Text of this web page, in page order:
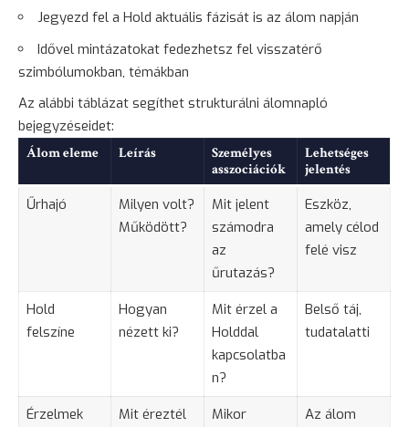
Jegyezd fel a Hold aktuális fázisát is az álom napján
Idővel mintázatokat fedezhetsz fel visszatérő
szimbólumokban, témákban
Az alábbi táblázat segíthet strukturálni álomnapló
bejegyzéseidet:
Álom eleme Leírás
Személyes
asszociációk
Lehetséges
jelentés
Űrhajó
Milyen volt?
Működött?
Mit jelent
számodra
az
űrutazás?
Eszköz,
amely célod
felé visz
Hold
felszíne
Hogyan
nézett ki?
Mit érzel a
Holddal
kapcsolatba
n?
Belső táj,
tudatalatti
Érzelmek
Mit éreztél
Mikor
Az álom